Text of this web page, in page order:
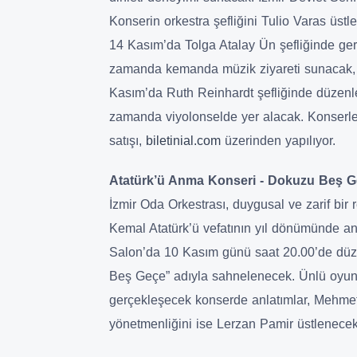
Konserin orkestra şefliğini Tulio Varas
14 Kasım’da Tolga Atalay Ün şefliğinde
zamanda kemanda müzik ziyareti
Kasım’da Ruth Reinhardt şefliğinde
zamanda viyolonselde yer alacak.
satışı, biletinial.com üzerinden yapılıyor.
Atatürk’ü Anma Konseri - Dokuzu Beş
İzmir Oda Orkestrası, duygusal ve zarif
Kemal Atatürk’ü vefatının yıl
Salon’da 10 Kasım günü saat 20.00’de
Beş Geçe” adıyla sahnelenecek. Ünlü
gerçekleşecek konserde anlatımlar,
yönetmenliğini ise Lerzan Pamir